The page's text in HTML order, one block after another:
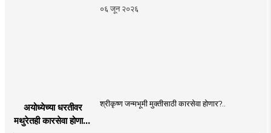
०६ जून २०२६
अयोध्येच्या धरतीवर
मथुरेतही कारसेवा होणार?
श्रीकृष्ण जन्मभूमी मुक्तीसाठी कारसेवा होणार?..